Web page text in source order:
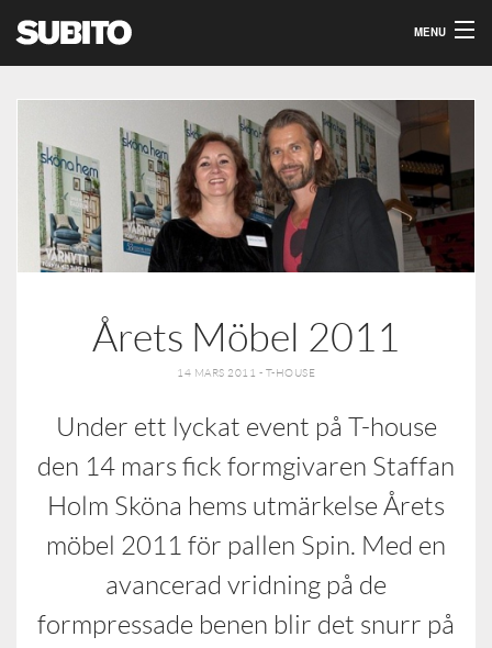
MENU
Våra events
Kontakt
Årets Möbel 2011
14 MARS 2011 - T-HOUSE
Under ett lyckat event på T-house
den 14 mars fick formgivaren Staffan
Holm Sköna hems utmärkelse Årets
möbel 2011 för pallen Spin. Med en
avancerad vridning på de
formpressade benen blir det snurr på